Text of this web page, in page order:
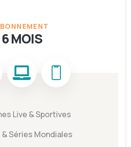
6 MOIS
Live & Sportives
Séries Mondiales